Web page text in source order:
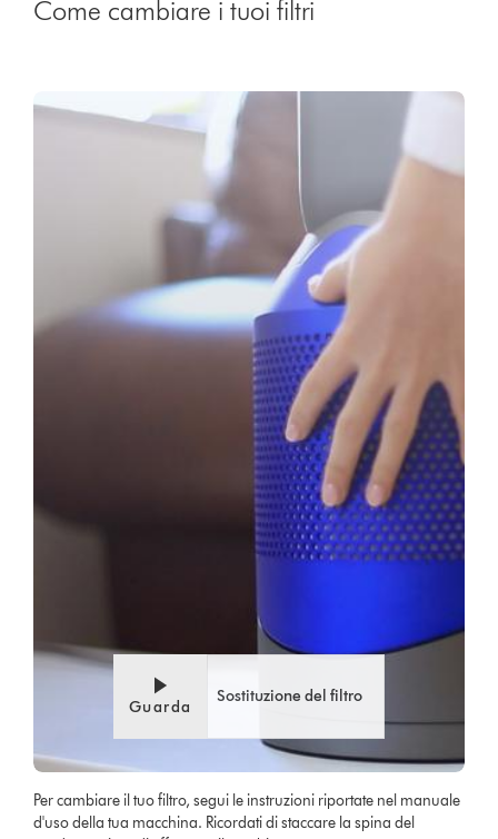
Come cambiare i tuoi filtri
Transcript
trascrizione
video
Guarda
Sostituzione del filtro
Per cambiare il tuo filtro, segui le instruzioni riportate nel manuale
d'uso della tua macchina. Ricordati di staccare la spina del